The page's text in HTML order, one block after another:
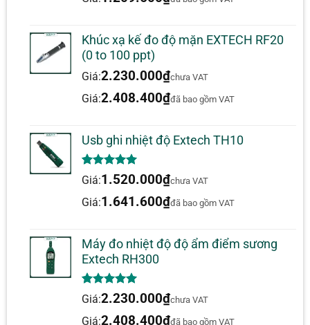
Khúc xạ kế đo độ mặn EXTECH RF20
(0 to 100 ppt)
Giá:2.230.000₫chưa VAT
Giá:2.408.400₫đã bao gồm VAT
Usb ghi nhiệt độ Extech TH10
5.00trên 5
dựa trên
1
đánh giá
Giá:1.520.000₫chưa VAT
Giá:1.641.600₫đã bao gồm VAT
Máy đo nhiệt độ độ ẩm điểm sương
Extech RH300
5.00trên 5
dựa trên
1
đánh giá
Giá:2.230.000₫chưa VAT
Giá:2.408.400₫đã bao gồm VAT